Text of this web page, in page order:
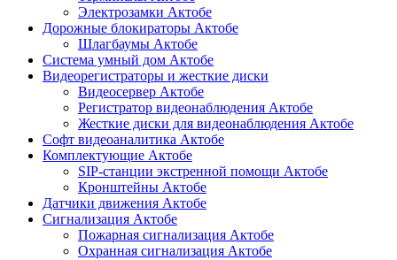
Электрозамки Актобе
Дорожные блокираторы Актобе
Шлагбаумы Актобе
Система умный дом Актобе
Видеорегистраторы и жесткие диски
Видеосервер Актобе
Регистратор видеонаблюдения Актобе
Жесткие диски для видеонаблюдения Актобе
Софт видеоаналитика Актобе
Комплектующие Актобе
SIP-станции экстренной помощи Актобе
Кронштейны Актобе
Датчики движения Актобе
Сигнализация Актобе
Пожарная сигнализация Актобе
Охранная сигнализация Актобе